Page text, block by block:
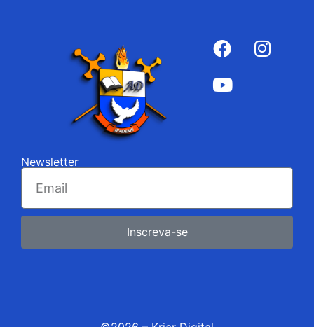
Newsletter
Inscreva-se